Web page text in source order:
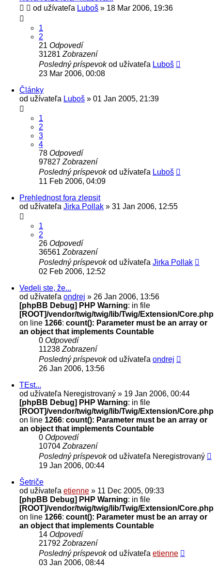
od užívateľa Luboš » 18 Mar 2006, 19:36
1
2
21 Odpovedí
31281 Zobrazení
Posledný príspevokod užívateľa Luboš
23 Mar 2006, 00:08
Články
od užívateľa Luboš » 01 Jan 2005, 21:39
1
2
3
4
78 Odpovedí
97827 Zobrazení
Posledný príspevokod užívateľa Luboš
11 Feb 2006, 04:09
Prehlednost fora zlepsit
od užívateľa Jirka Pollak » 31 Jan 2006, 12:55
1
2
26 Odpovedí
36561 Zobrazení
Posledný príspevokod užívateľa Jirka Pollak
02 Feb 2006, 12:52
Vedeli ste, že...
od užívateľa ondrej » 26 Jan 2006, 13:56
[phpBB Debug] PHP Warning: in file
[ROOT]/vendor/twig/twig/lib/Twig/Extension/Core.php
on line 1266: count(): Parameter must be an array or
an object that implements Countable
0 Odpovedí
11238 Zobrazení
Posledný príspevokod užívateľa ondrej
26 Jan 2006, 13:56
TEst...
od užívateľa Neregistrovaný » 19 Jan 2006, 00:44
[phpBB Debug] PHP Warning: in file
[ROOT]/vendor/twig/twig/lib/Twig/Extension/Core.php
on line 1266: count(): Parameter must be an array or
an object that implements Countable
0 Odpovedí
10704 Zobrazení
Posledný príspevokod užívateľa Neregistrovaný
19 Jan 2006, 00:44
Šetriče
od užívateľa etienne » 11 Dec 2005, 09:33
[phpBB Debug] PHP Warning: in file
[ROOT]/vendor/twig/twig/lib/Twig/Extension/Core.php
on line 1266: count(): Parameter must be an array or
an object that implements Countable
14 Odpovedí
21792 Zobrazení
Posledný príspevokod užívateľa etienne
03 Jan 2006, 08:44